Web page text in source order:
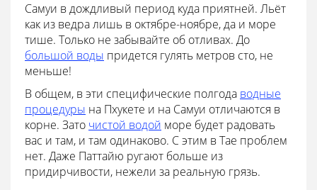
Самуи в дождливый период куда приятней. Льёт
как из ведра лишь в октябре-ноябре, да и море
тише. Только не забывайте об отливах. До
большой воды придется гулять метров сто, не
меньше!
В общем, в эти специфические полгода водные
процедуры на Пхукете и на Самуи отличаются в
корне. Зато чистой водой море будет радовать
вас и там, и там одинаково. С этим в Тае проблем
нет. Даже Паттайю ругают больше из
придирчивости, нежели за реальную грязь.